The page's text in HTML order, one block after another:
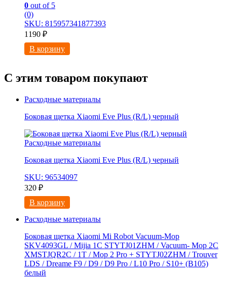
0 out of 5
(0)
SKU: 815957341877393
1190 ₽
В корзину
С этим товаром покупают
Расходные материалы
Боковая щетка Xiaomi Eve Plus (R/L) черный
Расходные материалы
Боковая щетка Xiaomi Eve Plus (R/L) черный
SKU: 96534097
320 ₽
В корзину
Расходные материалы
Боковая щетка Xiaomi Mi Robot Vacuum-Mop
SKV4093GL / Mijia 1C STYTJ01ZHM / Vacuum- Mop 2C
XMSTJQR2C / 1T / Mop 2 Pro + STYTJ02ZHM / Trouver
LDS / Dreame F9 / D9 / D9 Pro / L10 Pro / S10+ (B105)
белый